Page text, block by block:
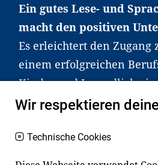
Ein gutes Lese- und
macht den positiven
Es erleichtert den Zugang
einem erfolgreichen
Kinder und Jugendliche
haben aber große
an Familien sowie an
Wir respektieren
Technische Cookies